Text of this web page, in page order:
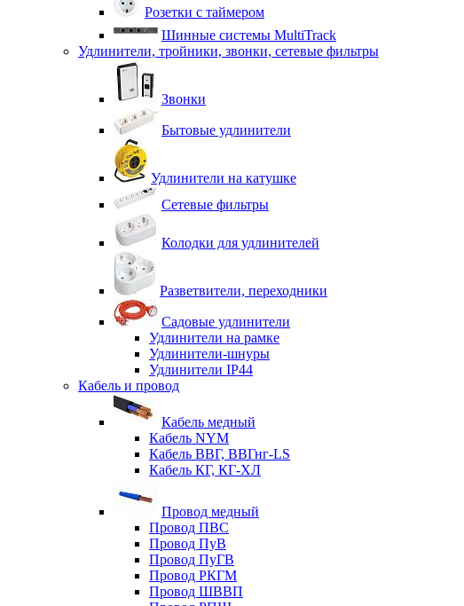
Розетки с таймером
Шинные системы MultiTrack
Удлинители, тройники, звонки, сетевые фильтры
Звонки
Бытовые удлинители
Удлинители на катушке
Сетевые фильтры
Колодки для удлинителей
Разветвители, переходники
Садовые удлинители
Удлинители на рамке
Удлинители-шнуры
Удлинители IP44
Кабель и провод
Кабель медный
Кабель NYM
Кабель ВВГ, ВВГнг-LS
Кабель КГ, КГ-ХЛ
Провод медный
Провод ПВС
Провод ПуВ
Провод ПуГВ
Провод РКГМ
Провод ШВВП